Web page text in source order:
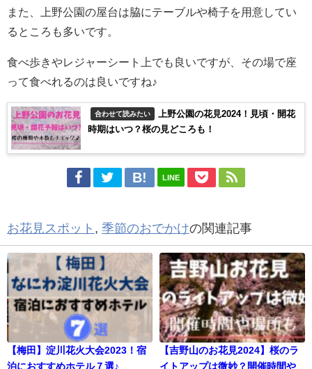
また、上野公園の屋台は脇にテーブルや椅子を用意してい
るところも多いです。
食べ歩きやレジャーシート上でも良いですが、その場で座
って食べれるのは良いですね♪
合わせて読みたい
上野公園の花見2024！見頃・開花
時期はいつ？桜の見どころも！
LINE
お花見スポット , 季節のおでかけの関連記事
【梅田】淀川花火大会2023！宿
泊におすすめホテル７選♪
【吉野山のお花見2024】桜のラ
イトアップは微妙？開催時間や